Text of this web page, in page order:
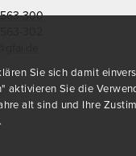
Sie sich damit
aktivieren Sie die
alt sind und Ihre
.
300